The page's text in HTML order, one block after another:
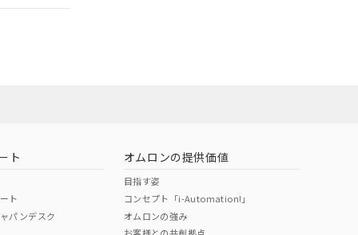
ト
ト
パンデスク
オムロンの提供価値
目指す姿
コンセプト「i-Automation!」
オムロンの強み